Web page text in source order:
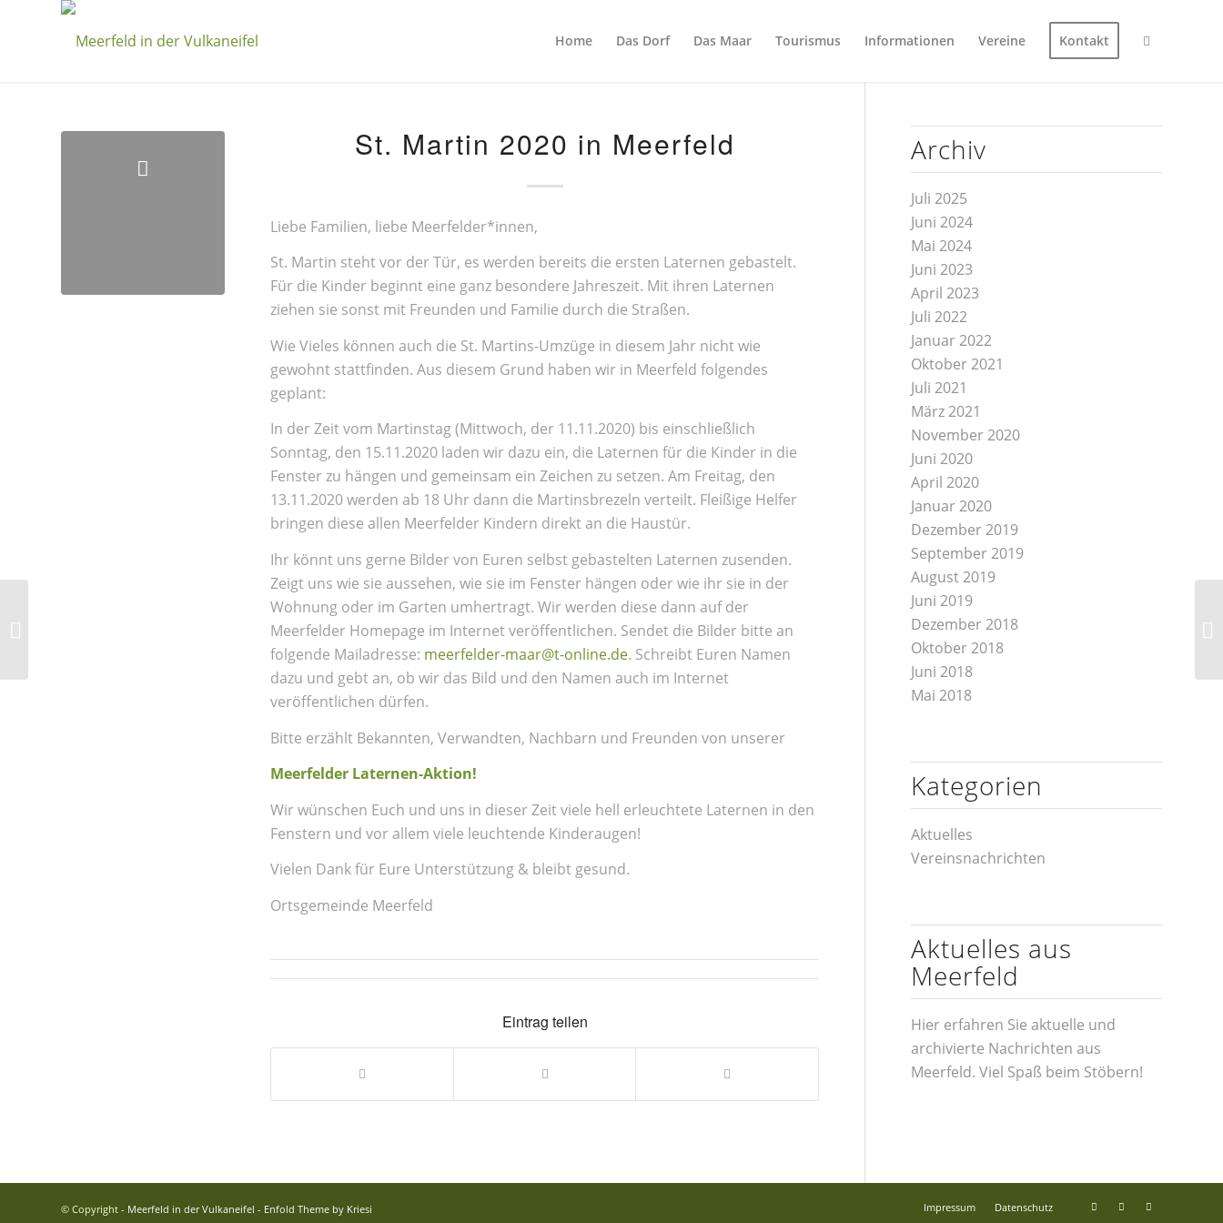
Home Das Dorf Das Maar Tourismus Informationen Vereine Kontakt
St. Martin 2020 in Meerfeld
Liebe Familien, liebe Meerfelder*innen,
St. Martin steht vor der Tür, es werden bereits die ersten Laternen gebastelt.
Für die Kinder beginnt eine ganz besondere Jahreszeit. Mit ihren Laternen
ziehen sie sonst mit Freunden und Familie durch die Straßen.
Wie Vieles können auch die St. Martins-Umzüge in diesem Jahr nicht wie
gewohnt stattfinden. Aus diesem Grund haben wir in Meerfeld folgendes
geplant:
In der Zeit vom Martinstag (Mittwoch, der 11.11.2020) bis einschließlich
Sonntag, den 15.11.2020 laden wir dazu ein, die Laternen für die Kinder in die
Fenster zu hängen und gemeinsam ein Zeichen zu setzen. Am Freitag, den
13.11.2020 werden ab 18 Uhr dann die Martinsbrezeln verteilt. Fleißige Helfer
bringen diese allen Meerfelder Kindern direkt an die Haustür.
Ihr könnt uns gerne Bilder von Euren selbst gebastelten Laternen zusenden.
Zeigt uns wie sie aussehen, wie sie im Fenster hängen oder wie ihr sie in der
Wohnung oder im Garten umhertragt. Wir werden diese dann auf der
Meerfelder Homepage im Internet veröffentlichen. Sendet die Bilder bitte an
folgende Mailadresse: meerfelder-maar@t-online.de. Schreibt Euren Namen
dazu und gebt an, ob wir das Bild und den Namen auch im Internet
veröffentlichen dürfen.
Bitte erzählt Bekannten, Verwandten, Nachbarn und Freunden von unserer
Meerfelder Laternen-Aktion!
Wir wünschen Euch und uns in dieser Zeit viele hell erleuchtete Laternen in den
Fenstern und vor allem viele leuchtende Kinderaugen!
Vielen Dank für Eure Unterstützung & bleibt gesund.
Ortsgemeinde Meerfeld
Eintrag teilen
Archiv
Juli 2025
Juni 2024
Mai 2024
Juni 2023
April 2023
Juli 2022
Januar 2022
Oktober 2021
Juli 2021
März 2021
November 2020
Juni 2020
April 2020
Januar 2020
Dezember 2019
September 2019
August 2019
Juni 2019
Dezember 2018
Oktober 2018
Juni 2018
Mai 2018
Kategorien
Aktuelles
Vereinsnachrichten
Aktuelles aus
Meerfeld
Hier erfahren Sie aktuelle und
archivierte Nachrichten aus
Meerfeld. Viel Spaß beim Stöbern!
© Copyright - Meerfeld in der Vulkaneifel - Enfold Theme by Kriesi Impressum Datenschutz